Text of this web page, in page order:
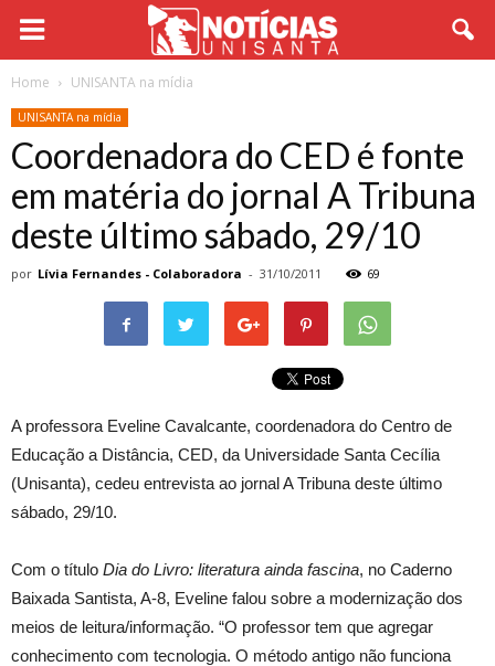
Home UNISANTA na mídia
UNISANTA na mídia
Coordenadora do CED é fonte
em matéria do jornal A Tribuna
deste último sábado, 29/10
por Lívia Fernandes - Colaboradora - 31/10/2011 69
A professora Eveline Cavalcante, coordenadora do Centro de
Educação a Distância, CED, da Universidade Santa Cecília
(Unisanta), cedeu entrevista ao jornal A Tribuna deste último
sábado, 29/10.
Com o título Dia do Livro: literatura ainda fascina, no Caderno
Baixada Santista, A-8, Eveline falou sobre a modernização dos
meios de leitura/informação. “O professor tem que agregar
conhecimento com tecnologia. O método antigo não funciona